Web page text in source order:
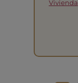
Vivienda